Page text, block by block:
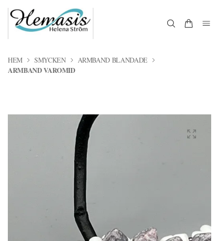
HEM SMYCKEN ARMBAND BLANDADE
ARMBAND VAROMID